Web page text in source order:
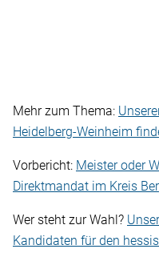
Mehr zum Thema:
Heidelberg-Weinheim
Vorbericht: Meister oder
Direktmandat im Kreis
Wer steht zur Wahl?
Kandidaten für den